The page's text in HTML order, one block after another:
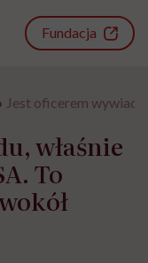
Fundacja
› Jest oficerem
właśnie
To